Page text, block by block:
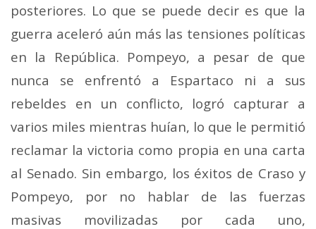
posteriores. Lo que se puede decir es que la
guerra aceleró aún más las tensiones políticas
en la República. Pompeyo, a pesar de que
nunca se enfrentó a Espartaco ni a sus
rebeldes en un conflicto, logró capturar a
varios miles mientras huían, lo que le permitió
reclamar la victoria como propia en una carta
al Senado. Sin embargo, los éxitos de Craso y
Pompeyo, por no hablar de las fuerzas
masivas movilizadas por cada uno,